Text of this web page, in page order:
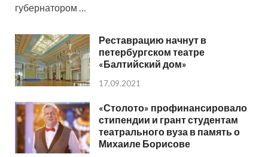
губернатором …
Реставрацию начнут в
петербургском театре
«Балтийский дом»
17.09.2021
«Столото» профинансировало
стипендии и грант студентам
театрального вуза в память о
Михаиле Борисове